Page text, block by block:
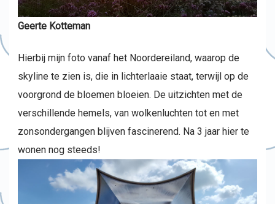
Geerte Kotteman
Hierbij mijn foto vanaf het Noordereiland, waarop de
skyline te zien is, die in lichterlaaie staat, terwijl op de
voorgrond de bloemen bloeien. De uitzichten met de
verschillende hemels, van wolkenluchten tot en met
zonsondergangen blijven fascinerend. Na 3 jaar hier te
wonen nog steeds!